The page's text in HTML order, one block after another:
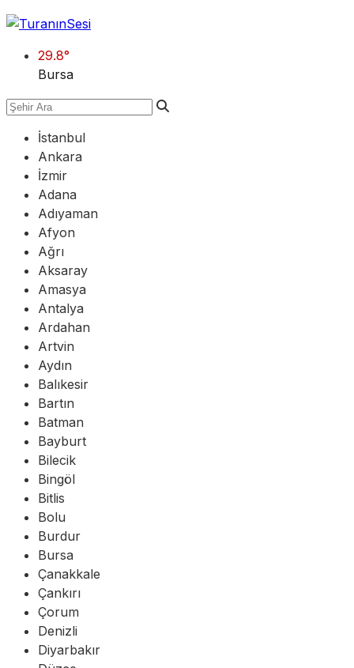
29.8°
Bursa
İstanbul
Ankara
İzmir
Adana
Adıyaman
Afyon
Ağrı
Aksaray
Amasya
Antalya
Ardahan
Artvin
Aydın
Balıkesir
Bartın
Batman
Bayburt
Bilecik
Bingöl
Bitlis
Bolu
Burdur
Bursa
Çanakkale
Çankırı
Çorum
Denizli
Diyarbakır